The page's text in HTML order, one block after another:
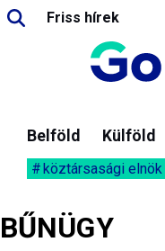
Friss hírek
Belföld Külföld
köztársasági elnök
BŰNÜGY